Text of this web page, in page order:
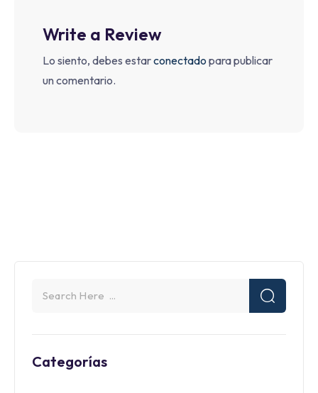
Write a Review
Lo siento, debes estarconectado para publicar
un comentario.
Categorías